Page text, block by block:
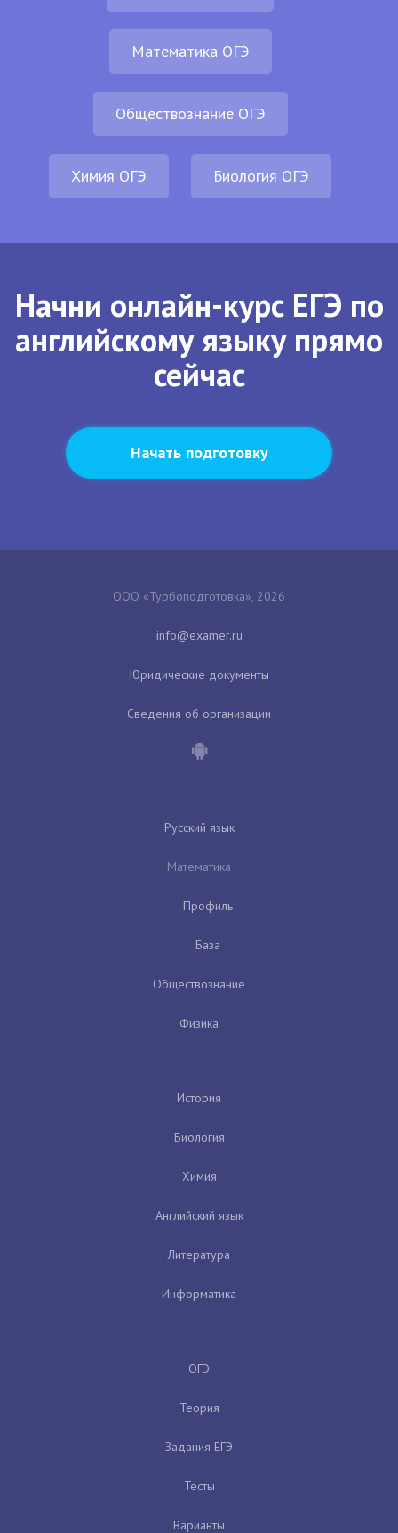
Математика ОГЭ
Обществознание ОГЭ
Химия ОГЭ Биология ОГЭ
Начни онлайн-курс ЕГЭ по
английскому языку прямо
сейчас
Начать подготовку
ООО «Турбоподготовка», 2026
Юридические документы
Сведения об организации
Русский язык
Математика
Профиль
База
Обществознание
Физика
История
Биология
Химия
Английский язык
Литература
Информатика
ОГЭ
Теория
Задания ЕГЭ
Тесты
Варианты